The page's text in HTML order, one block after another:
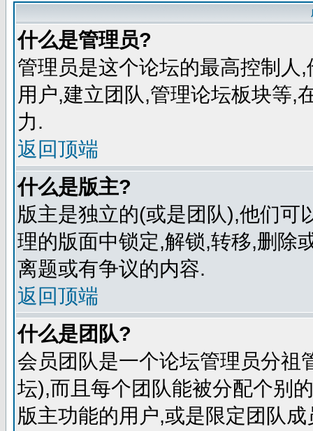
什么是管理员?
管理员是这个论坛的最高控制人
用户,建立团队,管理论坛板块等,
力.
返回顶端
什么是版主?
版主是独立的(或是团队),他们可
理的版面中锁定,解锁,转移,删除
离题或有争议的内容.
返回顶端
什么是团队?
会员团队是一个论坛管理员分祖
坛),而且每个团队能被分配个别
版主功能的用户,或是限定团队